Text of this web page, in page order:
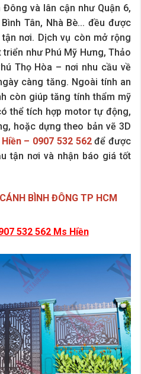
và lân cận như Quận 6,
Tân, Nhà Bè... đều được
nơi. Dịch vụ còn mở rộng
như Phú Mỹ Hưng, Thảo
Thọ Hòa – nơi nhu cầu về
càng tăng. Ngoài tính an
còn giúp tăng tính thẩm mỹ
thể tích hợp motor tự động,
hoặc dựng theo bản vẽ 3D
Hiền – 0907 532 562để được
tận nơi và nhận báo giá tốt
BÌNH ĐÔNG TP HCM
532 562 Ms Hiền